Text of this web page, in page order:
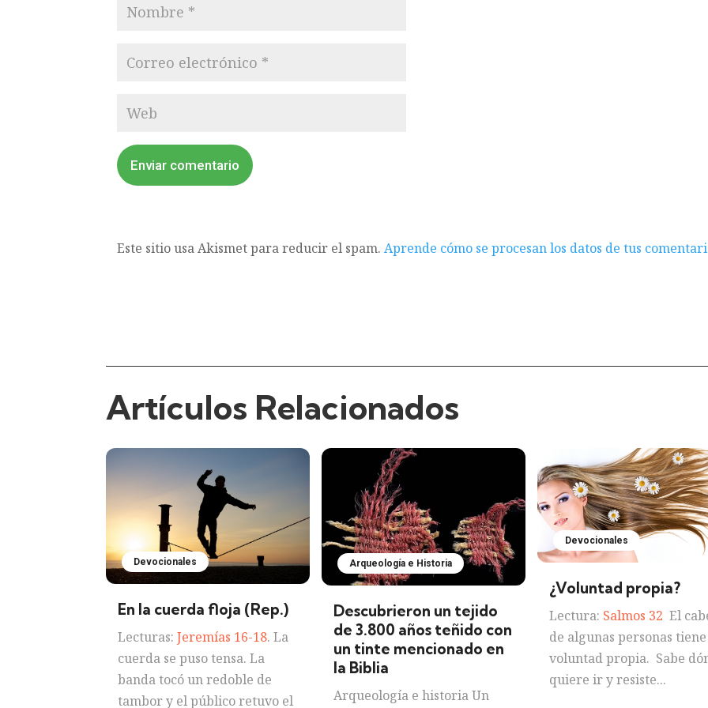
Enviar comentario
Este sitio usa Akismet para reducir el spam. Aprende cómo se procesan los datos de tus
Artículos Relacionados
Devocionales
En la cuerda floja (Rep.)
Lecturas:Jeremías 16-18. La
cuerda se puso tensa. La
banda tocó un redoble de
tambor y el público retuvo el
Arqueología e Historia
Descubrieron un tejido
de 3.800 años teñido con
un tinte mencionado en
la Biblia
Arqueología e historia Un
Devocionales
¿Voluntad propia?
Lectura: Salmos 32 El
de algunas personas tiene
voluntad propia. Sabe
quiere ir y resiste...